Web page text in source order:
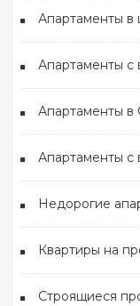
Апартаменты в
Апартаменты с
Апартаменты в
Апартаменты с
Недорогие
Квартиры на
Строящиеся